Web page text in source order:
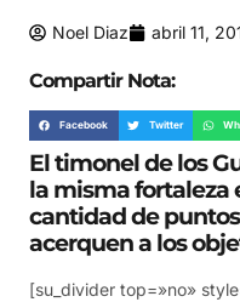
Noel Diaz abril 11,
Compartir Nota:
Facebook Twitter
El timonel de los
la misma fortaleza
cantidad de
acerquen a los
[su_divider top=»no»